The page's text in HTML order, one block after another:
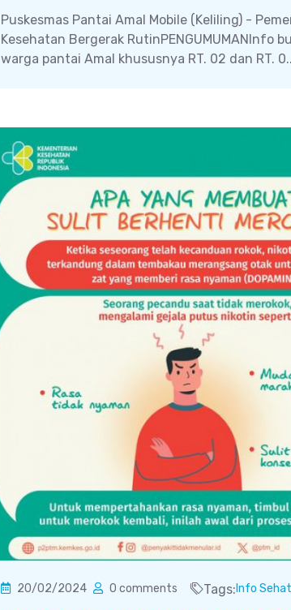
Puskesmas Pantai Amal Mobile (Keliling) -
Kesehatan Bergerak RutinPENGUMUMANInfo
warga pantai Amal khususnya RT. 02 dan RT.
20/02/2024 0 comments Tags: Info Sehat